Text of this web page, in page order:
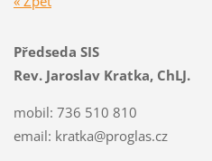
Předseda SIS
Rev. Jaroslav Kratka, ChLJ.
mobil: 736 510 810
email: kratka@proglas.cz